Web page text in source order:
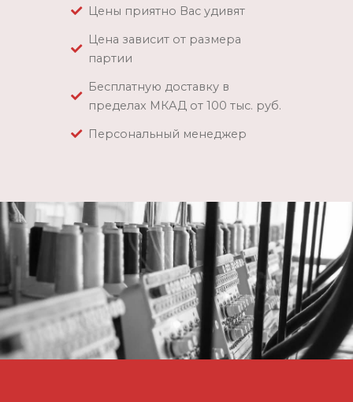
Цены приятно Вас удивят
Цена зависит от размера
партии
Бесплатную доставку в
пределах МКАД от 100 тыс. руб.
Персональный менеджер